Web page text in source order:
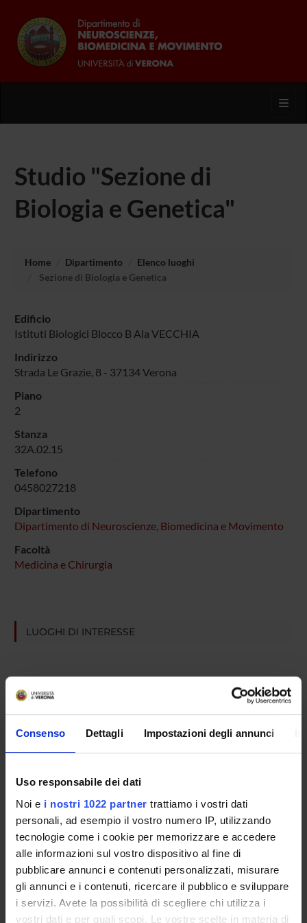
Consenso Dettagli Impostazioni degli annunci
Uso responsabile dei dati
Noi e i nostri 1022 partner trattiamo i vostri dati
personali, ad esempio il vostro numero IP, utilizzando
tecnologie come i cookie per memorizzare e accedere
alle informazioni sul vostro dispositivo al fine di
pubblicare annunci e contenuti personalizzati, misurare
gli annunci e i contenuti, ricercare il pubblico e sviluppare
i servizi. Avete la possibilità di scegliere chi utilizza i
vostri dati e per quali scopi. Le vostre scelte in materia di
Studio "Sezione di
Biologia e Genetica"
Home Dipartimento
Elenco luoghi
Sezione di Biologia e Genetica
Edificio
Istituti Biologici Blocco B Ala VECCHIA
Indirizzo
Strada Le Grazie, 8 - 37134 Verona
Piano
2
Stanza
32A.02.15
Telefono
0458027218
Dipartimento
Dipartimento di Neuroscienze, Biomedicina e Movimento
Facoltà
Medicina e Chirurgia
LUOGHI DI INTERESSE